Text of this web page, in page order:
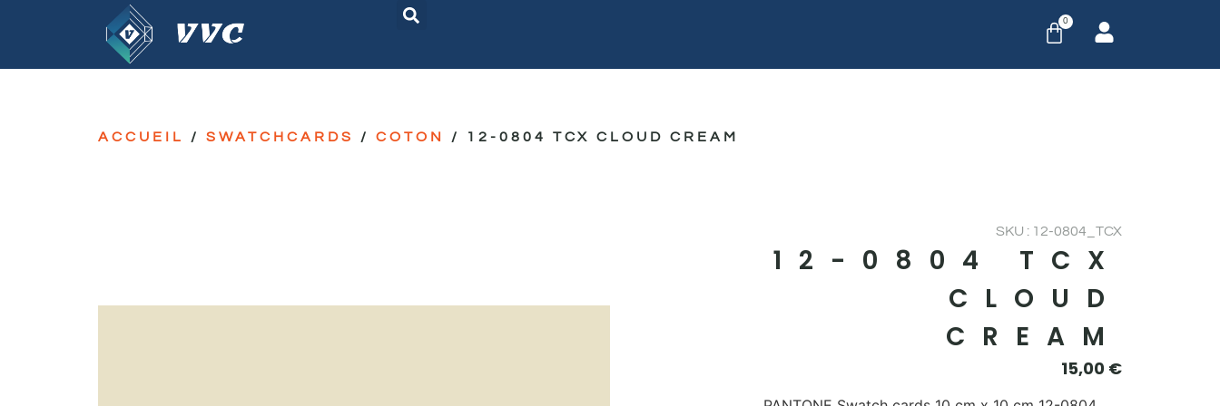
0
ACCUEIL / SWATCHCARDS / COTON / 12-0804 TCX CLOUD CREAM
SKU : 12-0804_TCX
12-0804 TCX
CLOUD
CREAM
15,00 €